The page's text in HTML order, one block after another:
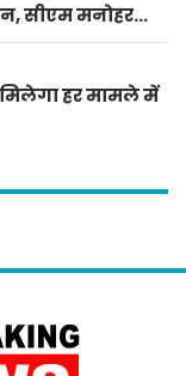
सीएम मनोहर
मिलेगा हर मामले में